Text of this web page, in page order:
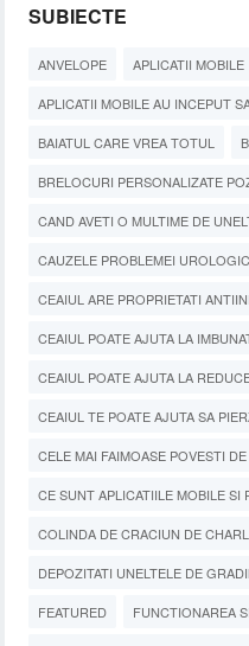
SUBIECTE
ANVELOPE APLICATII MOBILE
APLICATII MOBILE AU INCEPUT
BAIATUL CARE VREA TOTUL
BRELOCURI PERSONALIZATE
CAND AVETI O MULTIME DE
CAUZELE PROBLEMEI
CEAIUL ARE PROPRIETATI
CEAIUL POATE AJUTA LA
CEAIUL POATE AJUTA LA
CEAIUL TE POATE AJUTA SA
CELE MAI FAIMOASE POVESTI
CE SUNT APLICATIILE MOBILE SI
COLINDA DE CRACIUN DE
DEPOZITATI UNELTELE DE
FEATURED FUNCTIONAREA